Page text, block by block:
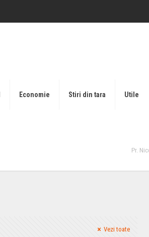
Economie Stiri din tara Utile
Pr.
Vezi toate